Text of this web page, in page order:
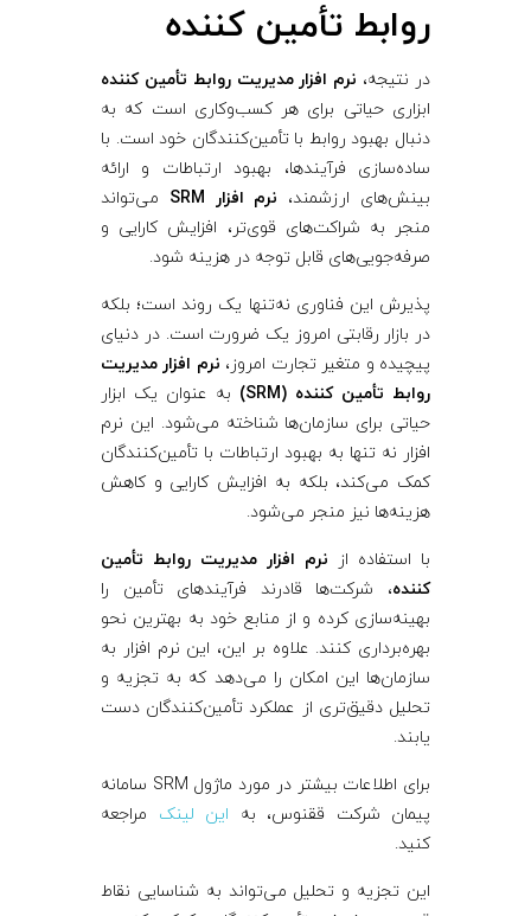
روابط تأمین‌ کننده
در نتیجه، نرم‌ افزار مدیریت روابط تأمین ‌کننده
ابزاری حیاتی برای هر کسب‌وکاری است که به
دنبال بهبود روابط با تأمین‌کنندگان خود است. با
ساده‌سازی فرآیندها، بهبود ارتباطات و ارائه
بینش‌های ارزشمند، نرم‌ افزار SRM
می‌تواند
منجر به شراکت‌های قوی‌تر، افزایش کارایی و
صرفه‌جویی‌های قابل توجه در هزینه شود.
پذیرش این فناوری نه‌تنها یک روند است؛ بلکه
در بازار رقابتی امروز یک ضرورت است. در دنیای
پیچیده و متغیر تجارت امروز، نرم‌ افزار مدیریت
روابط تأمین‌ کننده (SRM)
به عنوان یک ابزار
حیاتی برای سازمان‌ها شناخته می‌شود. این نرم‌
افزار نه تنها به بهبود ارتباطات با تأمین‌کنندگان
کمک می‌کند، بلکه به افزایش کارایی و کاهش
هزینه‌ها نیز منجر می‌شود.
با استفاده از نرم‌ افزار مدیریت روابط تأمین‌
کننده، شرکت‌ها قادرند فرآیندهای تأمین را
بهینه‌سازی کرده و از منابع خود به بهترین نحو
بهره‌برداری کنند. علاوه بر این، این نرم‌ افزار به
سازمان‌ها این امکان را می‌دهد که به تجزیه و
تحلیل دقیق‌تری از عملکرد تأمین‌کنندگان دست
یابند.
برای اطلاعات بیشتر در مورد ماژول SRM سامانه
پیمان شرکت ققنوس، به این لینک مراجعه
کنید.
این تجزیه و تحلیل می‌تواند به شناسایی نقاط